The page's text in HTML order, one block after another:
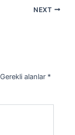
NEXT
Gerekli alanlar *